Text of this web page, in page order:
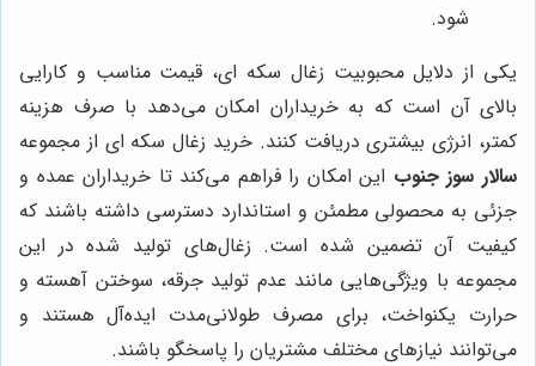
شود.
یکی از دلایل محبوبیت زغال سکه ای، قیمت مناسب و کارایی
بالای آن است که به خریداران امکان می‌دهد با صرف هزینه
کمتر، انرژی بیشتری دریافت کنند. خرید زغال سکه ای از مجموعه
سالار سوز جنوب این امکان را فراهم می‌کند تا خریداران عمده و
جزئی به محصولی مطمئن و استاندارد دسترسی داشته باشند که
کیفیت آن تضمین شده است. زغال‌های تولید شده در این
مجموعه با ویژگی‌هایی مانند عدم تولید جرقه، سوختن آهسته و
حرارت یکنواخت، برای مصرف طولانی‌مدت ایده‌آل هستند و
می‌توانند نیازهای مختلف مشتریان را پاسخگو باشند.